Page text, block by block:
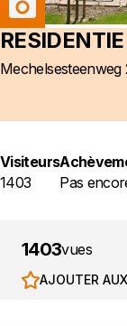
Mechelsesteenweg
Visiteurs
1403
Pas
1403vues
AJOUTER